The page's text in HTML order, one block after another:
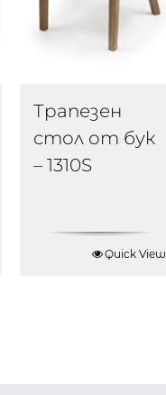
Трапезен
стол от бук
– 1310S
Quick View